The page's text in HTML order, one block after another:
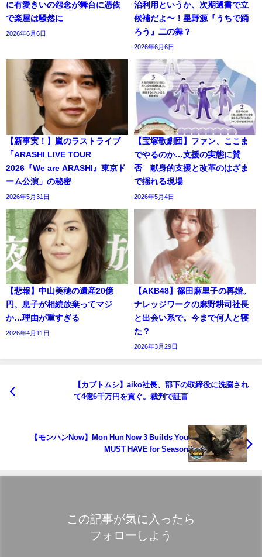
に有愛きいの怨念が舞台に憑依
で楽屋は騒然に
2026年6月6日
治利用というか、次期選書で立
候補だよ〜！星野源『うちで踊
ろう』二の舞？
2026年6月6日
【新事実！】嵐のラストライブ
「ARASHI LIVE TOUR
2026『We are ARASHI』東京ド
ーム公演」の秘密
2026年5月31日
【宝塚歌劇団】ファン、ここま
でやるのか…支援の実態に賛
否 献身的支援と改革のはざま
で揺れる現場
2026年5月4日
【悲報】中山美穂の遺産20億
円、息子が相続放棄ってマジ
か…理由が重すぎる
2026年4月11日
【AKB48】篠田麻里子の再婚。
ナレッジワークの麻野耕司社長
と出会い系で。今まで何人と寝
た？
2026年3月29日
【カブトムシ】aiko社長、部下の取締役に洗脳され
て4億6千万円を貢ぐ。裁判で証言
【モンハンNow】Mon Hun Now 3 Builds You
MUST HAVE for Season
この記事が気に入ったら
フォローしよう